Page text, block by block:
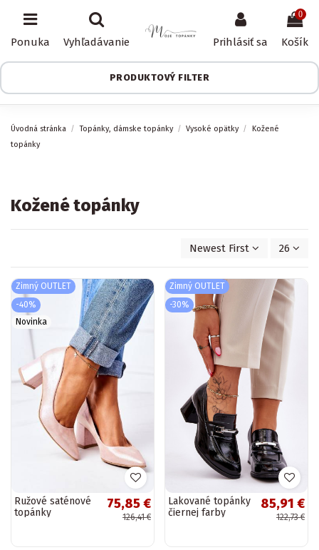
Ponuka Vyhľadávanie Prihlásiť sa
0
Košík
PRODUKTOVÝ FILTER
Úvodná stránka Topánky, dámske topánky Vysoké opätky
Kožené
topánky
Kožené topánky
Newest First 26
Zimný OUTLET
-40%
Novinka
Ružové saténové
topánky
75,85 €
126,41 €
Zimný OUTLET
-30%
Lakované topánky
čiernej farby
85,91 €
122,73 €